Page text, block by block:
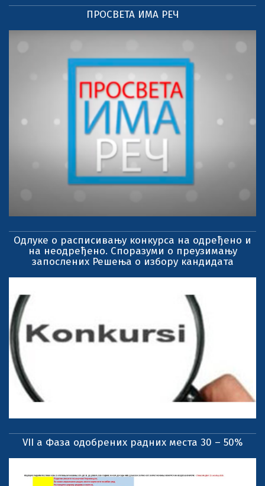
ПРОСВЕТА ИМА РЕЧ
Одлуке о расписивању конкурса на одређено и
на неодређено. Споразуми о преузимању
запослених Решења о избору кандидата
VII a Фаза одобрених радних места 30 – 50%